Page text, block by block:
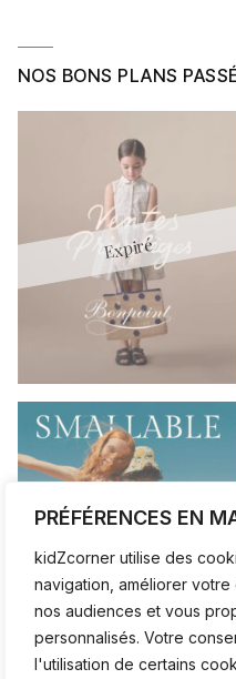
PRÉFÉRENCES EN
kidZcorner utilise des
navigation, améliorer
nos audiences et vous
personnalisés. Votre
l'utilisation de certains
NOS BONS PLANS